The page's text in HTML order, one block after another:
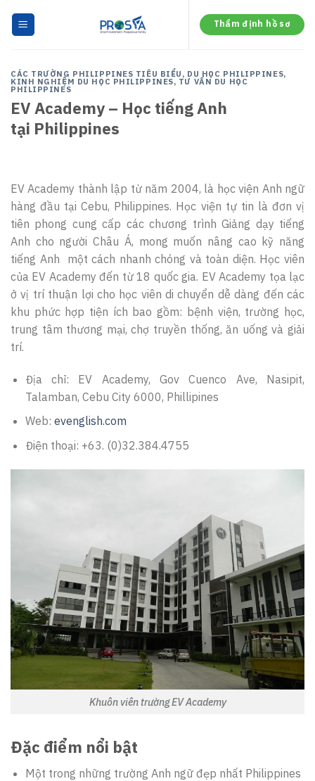
Thẩm định hồ sơ
CÁC TRƯỜNG PHILIPPINES TIÊU BIỂU , DU HỌC PHILIPPINES,
KINH NGHIỆM DU HỌC PHILIPPINES, TƯ VẤN DU HỌC
PHILIPPINES
EV Academy – Học tiếng Anh
tại Philippines
EV Academy thành lập từ năm 2004, là học viện Anh ngữ
hàng đầu tại Cebu, Philippines. Học viện tự tin là đơn vị
tiên phong cung cấp các chương trình Giảng dạy tiếng
Anh cho người Châu Á, mong muốn nâng cao kỹ năng
tiếng Anh một cách nhanh chóng và toàn diện. Học viên
của EV Academy đến từ 18 quốc gia. EV Academy tọa lạc
ở vị trí thuận lợi cho học viên di chuyển dễ dàng đến các
khu phức hợp tiện ích bao gồm: bệnh viện, trường học,
trung tâm thương mại, chợ truyền thống, ăn uống và giải
trí.
Địa chỉ: EV Academy, Gov Cuenco Ave, Nasipit,
Talamban, Cebu City 6000, Phillipines
Web: evenglish.com
Điện thoại: +63. (0)32.384.4755
Khuôn viên trường EV Academy
Đặc điểm nổi bật
Một trong những trường Anh ngữ đẹp nhất Philippines